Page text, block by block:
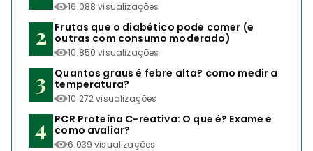
16.088 visualizações
Frutas que o diabético pode comer (e
outras com consumo moderado)
10.850 visualizações
Quantos graus é febre alta? como medir a
temperatura?
10.272 visualizações
PCR Proteína C-reativa: O que é? Exame e
como avaliar?
6.039 visualizações